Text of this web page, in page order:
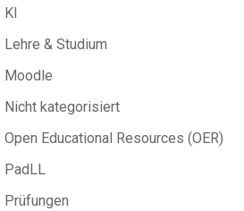
KI
Lehre & Studium
Moodle
Nicht kategorisiert
Open Educational Resources (OER)
PadLL
Prüfungen